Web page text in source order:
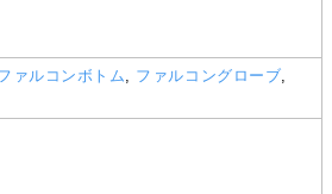
ァルコンボトム ファルコングローブ